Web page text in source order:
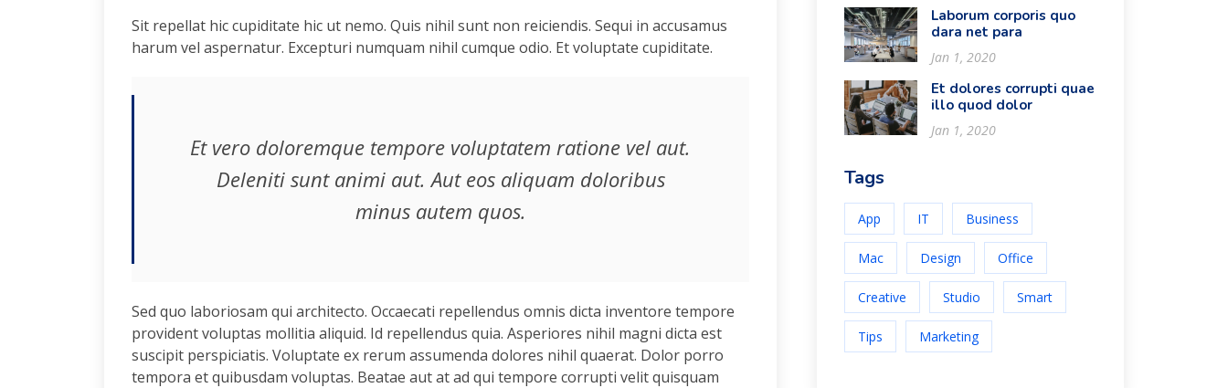
Sit repellat hic cupiditate hic ut nemo. Quis nihil sunt non reiciendis. Sequi in accusamus
harum vel aspernatur. Excepturi numquam nihil cumque odio. Et voluptate cupiditate.
Et vero doloremque tempore voluptatem ratione vel aut.
Deleniti sunt animi aut. Aut eos aliquam doloribus
minus autem quos.
Sed quo laboriosam qui architecto. Occaecati repellendus omnis dicta inventore tempore
provident voluptas mollitia aliquid. Id repellendus quia. Asperiores nihil magni dicta est
suscipit perspiciatis. Voluptate ex rerum assumenda dolores nihil quaerat. Dolor porro
tempora et quibusdam voluptas. Beatae aut at ad qui tempore corrupti velit quisquam
Laborum corporis quo
dara net para
Jan 1, 2020
Et dolores corrupti quae
illo quod dolor
Jan 1, 2020
Tags
App IT Business
Mac Design Office
Creative Studio Smart
Tips Marketing